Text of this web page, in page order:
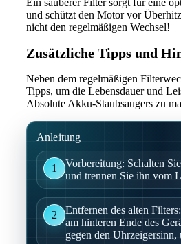
Ein sauberer Filter sorgt für eine
und schützt den Motor vor
nicht den regelmäßigen Wechsel!
Zusätzliche Tipps und
Neben dem regelmäßigen
Tipps, um die Lebensdauer und
Absolute Akku-Staubsaugers zu
Anleitung
1
Vorbereitung: Schalten
und trennen Sie ihn vom
2
Entfernen des alten
am hinteren Ende des
gegen den